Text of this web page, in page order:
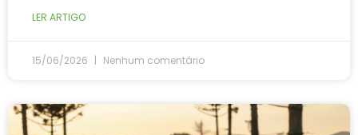
LER ARTIGO
15/06/2026 Nenhum comentário